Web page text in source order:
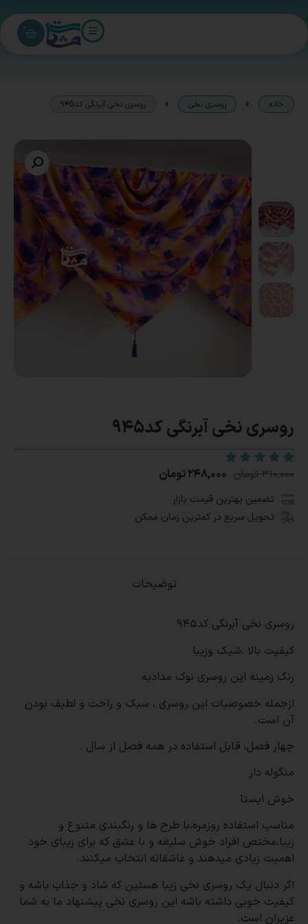
0
خانه » روسری نخی » روسری نخی آبرنگی کد۹۴۵
روسری نخی آبرنگی کد۹۴۵
۳۱۰,۰۰۰ تومان ۲۴۸,۰۰۰تومان
تضمین بهترین قیمت بازار
تحویل سریع در کمترین زمان ممکن
توضیحات
روسری نخی آبرنگی کد۹۴۵
کیفیت بالا ،شیک وزیبا
رنگ زمینه این روسری نوک مدادیه
ازجمله خصوصیات این روسری ، سبک و راحت و لطیف بودن
آن است.
چهار فصل، قابل استفاده در همه فصل از سال .
منگوله دار
خوش ایستا
مناسب استفاده روزمره،با طرح ها و رنگبندی متنوع و
زیبا،مختص افراد خوش سلیغه و با عشق که برای زیبای خود
اهمیت زیادی میدهند و عاشقانه انتخاب میکنند.
اگر دنبال یک روسری نخی زیبا هستین که شاد و جذاب باشه و
کیفیت خوبی داشته باشه این روسری نخی پیشنهاد ما به شما
عزیزان است.